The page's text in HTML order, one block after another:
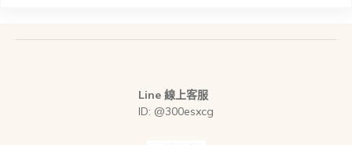
Line 線上客服
ID: @300esxcg